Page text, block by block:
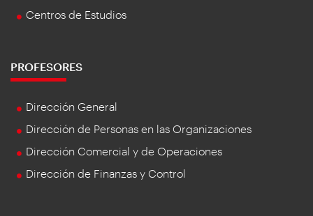
Centros de Estudios
PROFESORES
Dirección General
Dirección de Personas en las Organizaciones
Dirección Comercial y de Operaciones
Dirección de Finanzas y Control